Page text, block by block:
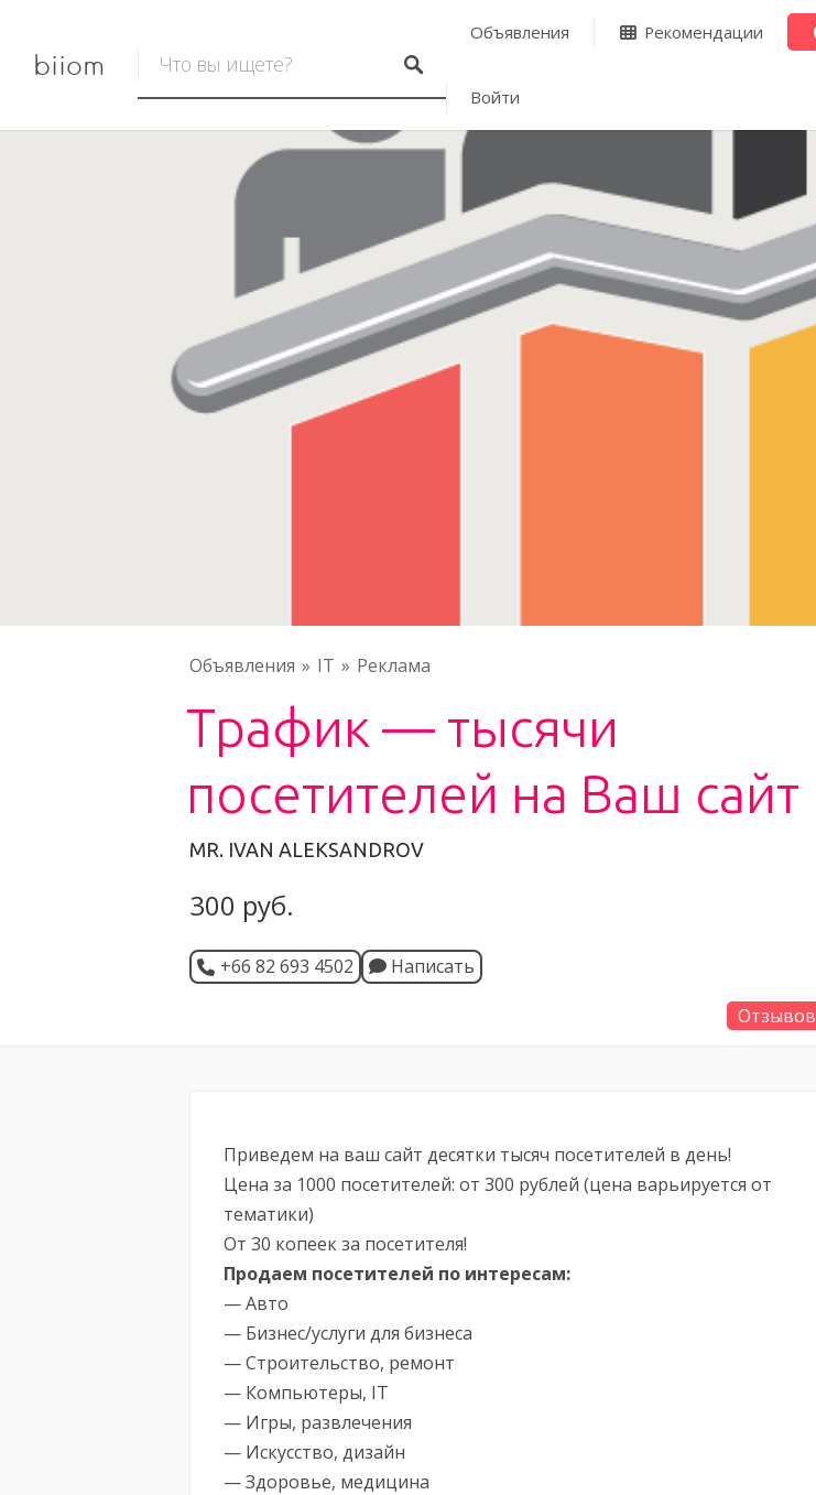
biiom
Объявления Рекомендации
Войти
Объявления IT Реклама
Трафик — тысячи
посетителей на Ваш сайт
MR. IVAN ALEKSANDROV
300 руб.
+66 82 693 4502 Написать
Отзывов
Приведем на ваш сайт десятки тысяч посетителей в день!
Цена за 1000 посетителей: от 300 рублей (цена варьируется от
тематики)
От 30 копеек за посетителя!
Продаем посетителей по интересам:
— Авто
— Бизнес/услуги для бизнеса
— Строительство, ремонт
— Компьютеры, IT
— Игры, развлечения
— Искусство, дизайн
— Здоровье, медицина